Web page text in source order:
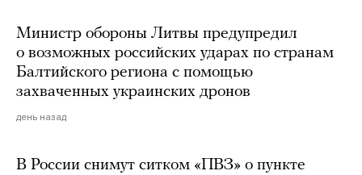
Министр обороны Литвы предупредил
о возможных российских ударах по странам
Балтийского региона с помощью
захваченных украинских дронов
день назад
В России снимут ситком «ПВЗ» о пункте